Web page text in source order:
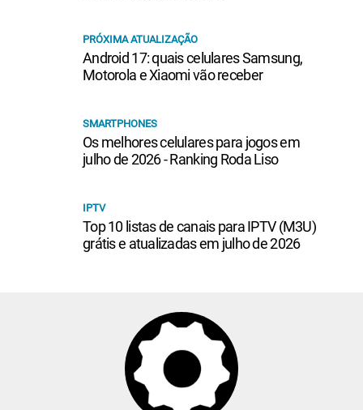
PRÓXIMA ATUALIZAÇÃO
Android 17: quais celulares Samsung,
Motorola e Xiaomi vão receber
SMARTPHONES
Os melhores celulares para jogos em
julho de 2026 - Ranking Roda Liso
IPTV
Top 10 listas de canais para IPTV (M3U)
grátis e atualizadas em julho de 2026